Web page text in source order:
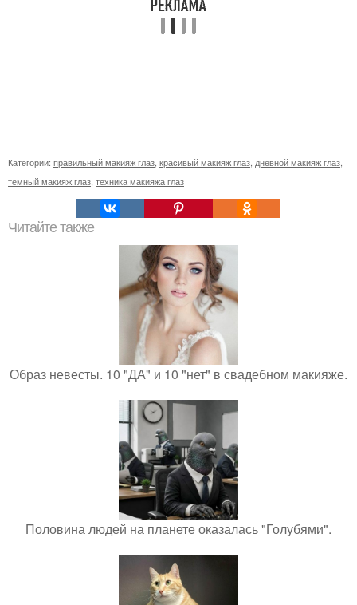
Категории: правильный макияж глаз красивый макияж глаз дневной макияж глаз
темный макияж глаз техника макияжа глаз
Читайте также
Образ невесты. 10 "ДА" и 10 "нет" в свадебном макияже.
Половина людей на планете оказалась "Голубями".